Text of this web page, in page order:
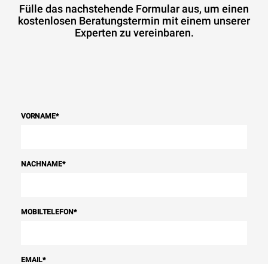
Fülle das nachstehende Formular aus, um einen
kostenlosen Beratungstermin mit einem unserer
Experten zu vereinbaren.
VORNAME*
NACHNAME*
MOBILTELEFON*
EMAIL*